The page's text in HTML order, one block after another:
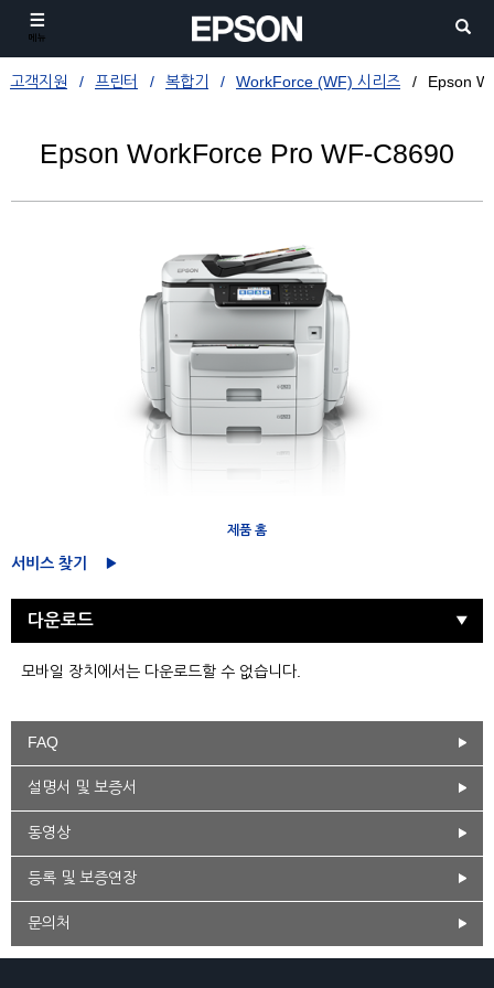
메뉴
고객지원 프린터 복합기 WorkForce (WF) 시리즈 Epson
Epson WorkForce Pro WF-C8690
제품 홈
서비스 찾기
다운로드
모바일 장치에서는 다운로드할 수 없습니다.
FAQ
설명서 및 보증서
동영상
등록 및 보증연장
문의처